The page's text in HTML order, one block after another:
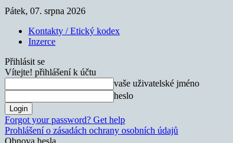
Pátek, 07. srpna 2026
Kontakty / Etický kodex
Inzerce
Přihlásit se
Vítejte! přihlášení k účtu
vaše uživatelské jméno
heslo
Forgot your password? Get help
Prohlášení o zásadách ochrany osobních údajů
Obnova hesla